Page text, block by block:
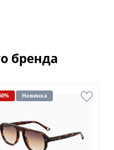
бренда
Новинка